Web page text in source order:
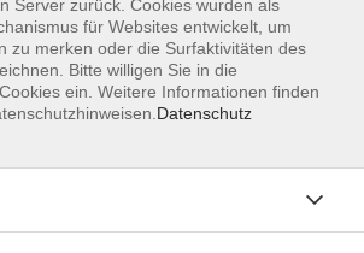
Server zurück. Cookies wurden als
für Websites entwickelt, um
zu merken oder die Surfaktivitäten des
Bitte willigen Sie in die
ein. Weitere Informationen finden
Datenschutz